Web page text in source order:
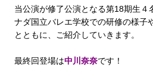
当公演が修了公演となる第18期生４
ナダ国立バレエ学校での研修の様子
とともに、ご紹介していきます。
最終回登場は中川奈奈です！